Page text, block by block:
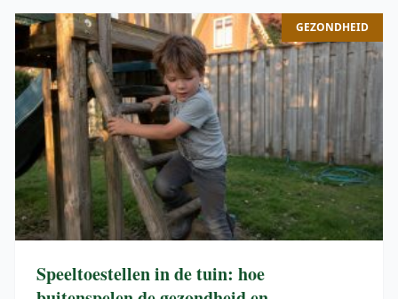
GEZONDHEID
Speeltoestellen in de tuin: hoe